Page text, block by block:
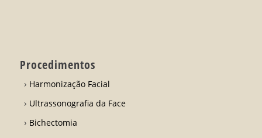
Procedimentos
Harmonização Facial
Ultrassonografia da Face
Bichectomia